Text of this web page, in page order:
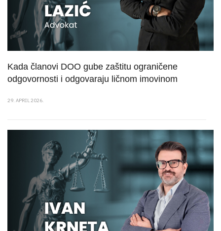
Kada članovi DOO gube zaštitu ograničene
odgovornosti i odgovaraju ličnom imovinom
29. APRIL 2026.